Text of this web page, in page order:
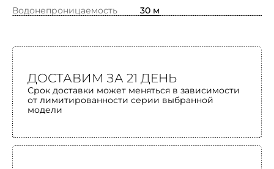
Водонепроницаемость
30 м
ДОСТАВИМ ЗА 21 ДЕНЬ
Срок доставки может меняться в зависимости
от лимитированности серии выбранной
модели